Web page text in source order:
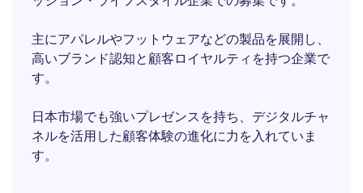
主にアパレルやフットウェアなどの製品を展開し、
高いブランド認知と顧客ロイヤルティを持つ企業で
す。
日本市場でも強いプレゼンスを持ち、デジタルチャ
ネルを活用した顧客体験の進化に力を入れていま
す。